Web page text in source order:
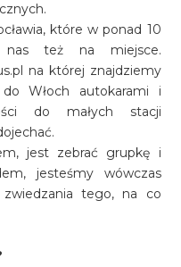
które w ponad 10
nas też na miejsce.
na której znajdziemy
Włoch autokarami i
do małych stacji
jest zebrać grupkę i
jesteśmy wówczas
tego, na co